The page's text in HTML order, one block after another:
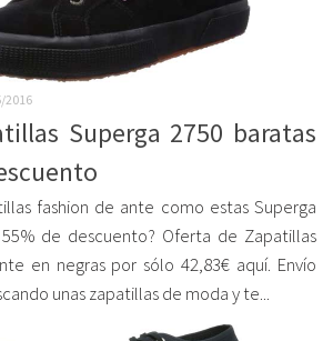
2016
Superga 2750 baratas
fashion de ante como estas Superga
de descuento? Oferta de Zapatillas
en negras por sólo 42,83€ aquí. Envío
unas zapatillas de moda y te...